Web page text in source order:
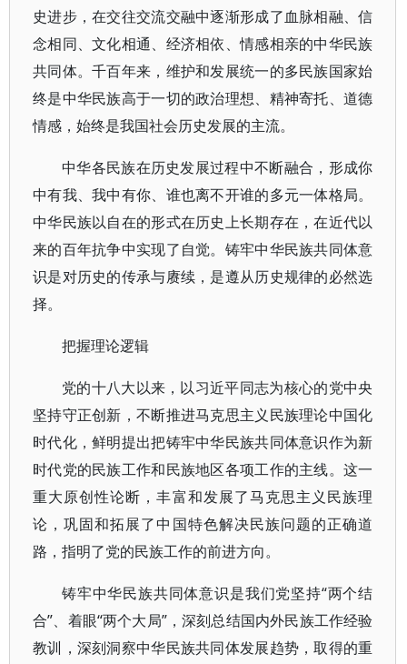
史进步，在交往交流交融中逐渐形成了血脉相融、信
念相同、文化相通、经济相依、情感相亲的中华民族
共同体。千百年来，维护和发展统一的多民族国家始
终是中华民族高于一切的政治理想、精神寄托、道德
情感，始终是我国社会历史发展的主流。
中华各民族在历史发展过程中不断融合，形成你
中有我、我中有你、谁也离不开谁的多元一体格局。
中华民族以自在的形式在历史上长期存在，在近代以
来的百年抗争中实现了自觉。铸牢中华民族共同体意
识是对历史的传承与赓续，是遵从历史规律的必然选
择。
把握理论逻辑
党的十八大以来，以习近平同志为核心的党中央
坚持守正创新，不断推进马克思主义民族理论中国化
时代化，鲜明提出把铸牢中华民族共同体意识作为新
时代党的民族工作和民族地区各项工作的主线。这一
重大原创性论断，丰富和发展了马克思主义民族理
论，巩固和拓展了中国特色解决民族问题的正确道
路，指明了党的民族工作的前进方向。
铸牢中华民族共同体意识是我们党坚持“两个结
合”、着眼“两个大局”，深刻总结国内外民族工作经验
教训，深刻洞察中华民族共同体发展趋势，取得的重